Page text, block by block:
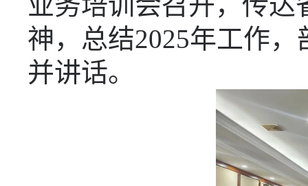
神，总结2025年工作，
并讲话。